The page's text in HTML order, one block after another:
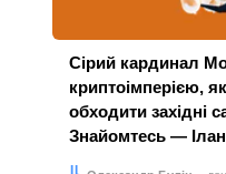
Сірий кардинал
криптоімперією,
обходити західні
Знайомтесь —